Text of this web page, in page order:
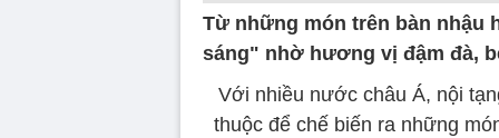
Từ những món trên bàn nhậu
sáng" nhờ hương vị đậm đà,
Với nhiều nước châu Á, nội
thuộc để chế biến ra những